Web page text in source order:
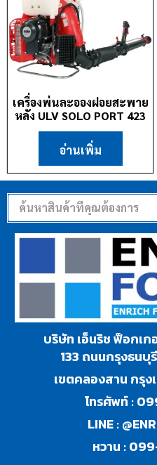
เครื่องพ่นละอองฝอยสะพาย
หลัง ULV SOLO PORT 423
อ่านเพิ่ม
บริษัท เอ็นริช ฟ็อกเก
133 ถนนกรุงธนบุ
เขตคลองสาน กรุ
โทรศัพท์ :
LINE :
หวาน :